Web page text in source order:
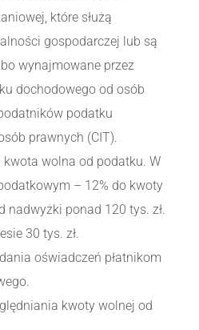
które służą
gospodarczej lub są
wynajmowane przez
dochodowego od osób
podatku
prawnych (CIT).
wolna od podatku. W
– 12% do kwoty
nadwyżki ponad 120 tys. zł.
30 tys. zł.
oświadczeń płatnikom
kwoty wolnej od